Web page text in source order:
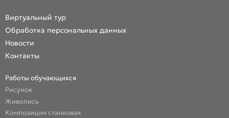
Виртуальный тур
Обработка персональных данных
Новости
Контакты
Работы обучающихся
Рисунок
Живопись
Композиция станковая